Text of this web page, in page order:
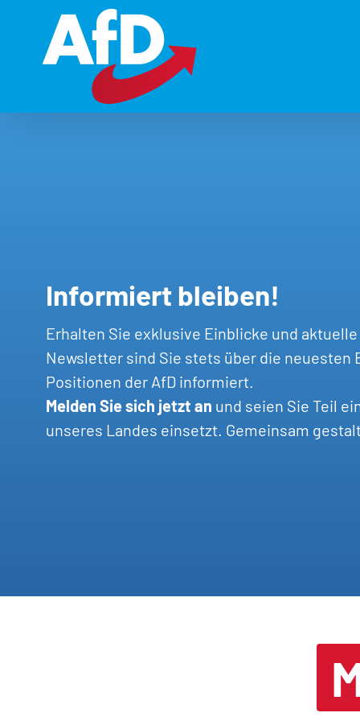
springen
Informiert bleiben!
Erhalten Sie exklusive Einblicke und
Newsletter sind Sie stets über die neuesten
Positionen der AfD informiert.
Melden Sie sich jetzt an und seien Sie Teil
unseres Landes einsetzt. Gemeinsam